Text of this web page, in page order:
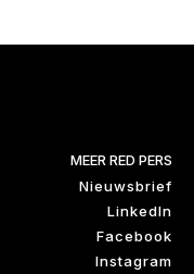
MEER RED PERS
Nieuwsbrief
LinkedIn
Facebook
Instagram